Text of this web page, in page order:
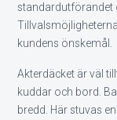
standardutförandet
kundens önskemål.
Akterdäcket är väl
kuddar och bord.
bredd. Här stuvas